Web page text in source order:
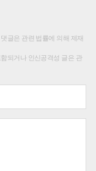
글은 관련 법률에 의해 제재
되거나 인신공격성 글은 관